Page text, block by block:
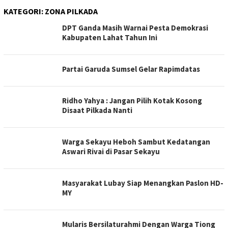
KATEGORI: ZONA PILKADA
DPT Ganda Masih Warnai Pesta Demokrasi
Kabupaten Lahat Tahun Ini
Partai Garuda Sumsel Gelar Rapimdatas
Ridho Yahya : Jangan Pilih Kotak Kosong
Disaat Pilkada Nanti
Warga Sekayu Heboh Sambut Kedatangan
Aswari Rivai di Pasar Sekayu
Masyarakat Lubay Siap Menangkan Paslon HD-
MY
Mularis Bersilaturahmi Dengan Warga Tiong